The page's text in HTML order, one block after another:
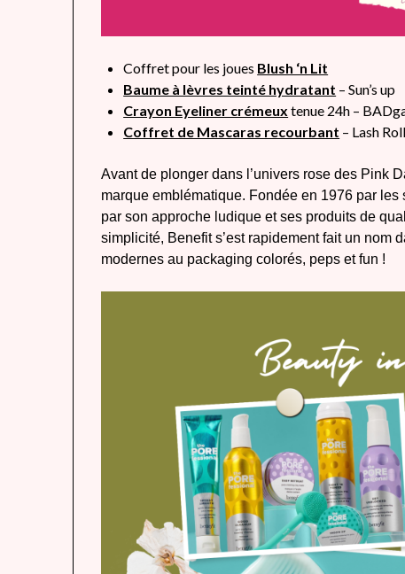
Coffret pour les joues Blush ‘n Lit
Baume à lèvres teinté hydratant – Sun’s up
Crayon Eyeliner crémeux tenue 24h –
Coffret de Mascaras recourbant – Lash
Avant de plonger dans l’univers rose des Pink
marque emblématique. Fondée en 1976 par
par son approche ludique et ses produits de
simplicité, Benefit s’est rapidement fait un nom
modernes au packaging colorés, peps et fun !